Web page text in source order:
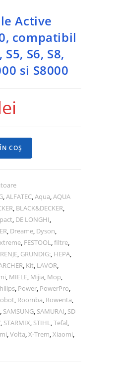
Active
compatibil
S6, S8,
si S8000
COȘ
,ALFATEC,Aqua,AQUA
, BLACK&DECKER,
, DE LONGHI,
, Dreame, Dyson,
, FESTOOL,filtre,
, GRUNDIG:, HEPA,
, Kit, LAVOR,
, MIELE, Mijia, Mop,
, Power, PowerPro,
, Roomba, Rowenta,
, SAMSUNG, SAMURAI, SD
, STARMIX, STIHL,Tefal,
,Volta,X-Trem,Xiaomi,